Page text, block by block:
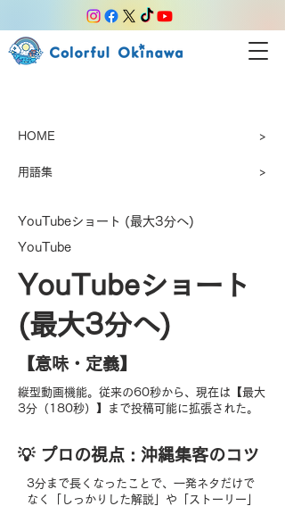
HOME >
用語集 >
YouTubeショート (最大3分へ)
YouTube
YouTubeショート
(最大3分へ)
【​意味・定義】
縦型動画機能。従来の60秒から、現在は【最大
3分（180秒）】まで投稿可能に拡張された。
​💡 プロの視点 : 沖縄集客のコツ
3分まで長くなったことで、一発ネタだけで
なく「しっかりした解説」や「ストーリー」